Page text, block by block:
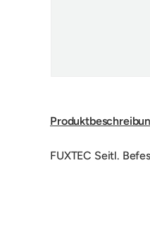
FUXTEC Seitl.